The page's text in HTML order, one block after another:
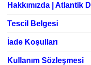
Hakkımızda | Atlantik
Tescil Belgesi
İade Koşulları
Kullanım Sözleşmesi